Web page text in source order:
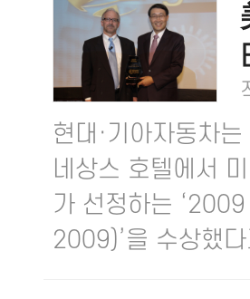
현대·기아자동차
네상스 호텔에서
가 선정하는
2009)’을 수상했